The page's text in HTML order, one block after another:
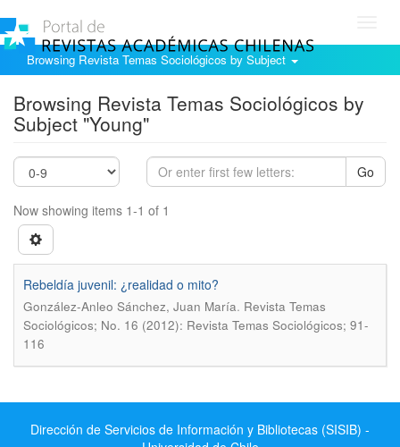
Browsing Revista Temas Sociológicos by Subject
Browsing Revista Temas Sociológicos by
Subject "Young"
Go
Now showing items 1-1 of 1
Rebeldí­a juvenil: ¿realidad o mito?
González-Anleo Sánchez, Juan Marí­a. Revista Temas
Sociológicos; No. 16 (2012): Revista Temas Sociológicos; 91-
116
Dirección de Servicios de Información y Bibliotecas (SISIB) -